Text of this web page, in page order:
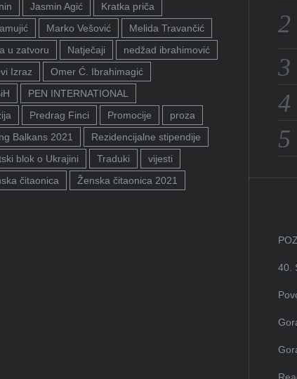
Jasmin Agić
Kratka priča
Marko Vešović
Melida Travančić
u zatvoru
Natječaji
nedžad ibrahimović
Izraz
Omer Ć. Ibrahimagić
PEN INTERNATIONAL
Predrag Finci Promocije
proza
Balkans 2021
Rezidencijalne stipendije
blok o Ukrajini Traduki
vijesti
čitaonica Ženska čitaonica 2021
40.